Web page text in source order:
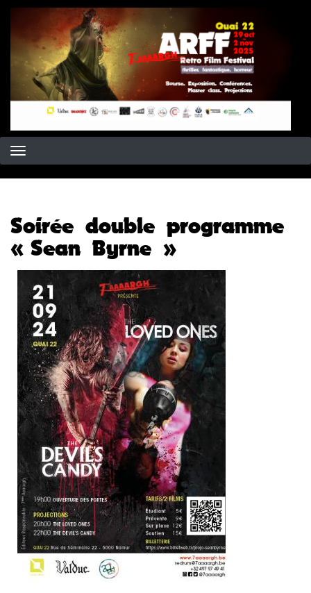
Aller
au
contenu
principal
Soirée double programme
« Sean Byrne »